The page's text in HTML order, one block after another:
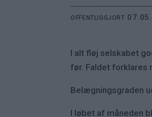
OFFENTLIGGJORT
I alt fløj selskabet
før. Faldet forklares
Belægningsgraden
I løbet af måneden